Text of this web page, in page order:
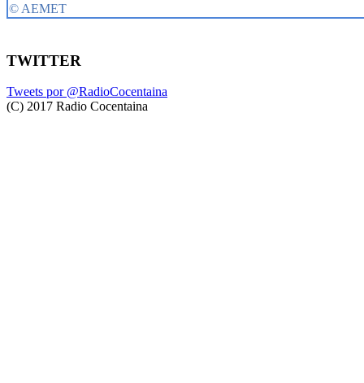
TWITTER
Tweets por @RadioCocentaina
(C) 2017 Radio Cocentaina